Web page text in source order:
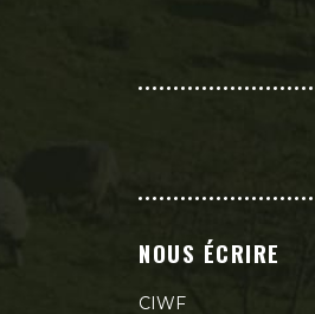
NOUS ÉCRIRE
CIWF